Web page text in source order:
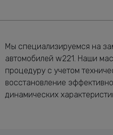
Мы специализируемся на
автомобилей w221. Наши
процедуру с учетом
восстановление
динамических